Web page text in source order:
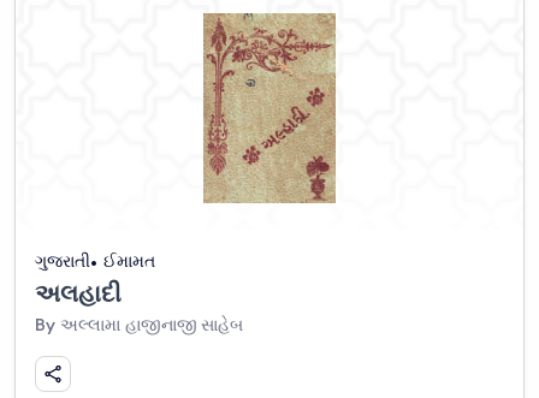
ગુજરાતી ઈમામત
અલહાદી
By અલ્લામા હાજીનાજી સાહેબ